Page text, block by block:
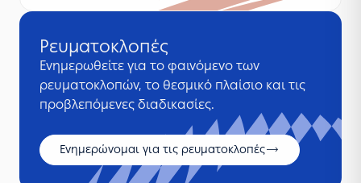
Ρευματοκλοπές
Ενημερωθείτε για το φαινόμενο των
ρευματοκλοπών, το θεσμικό πλαίσιο και τις
προβλεπόμενες διαδικασίες.
Ενημερώνομαι για τις ρευματοκλοπές